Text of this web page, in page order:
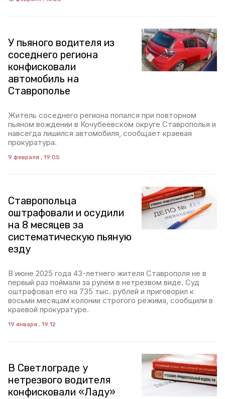
У пьяного водителя из
соседнего региона
конфисковали
автомобиль на
Ставрополье
Житель соседнего региона попался при повторном
пьяном вождении в Кочубеевском округе Ставрополья и
навсегда лишился автомобиля, сообщает краевая
прокуратура.
9 февраля , 19:05
Ставропольца
оштрафовали и осудили
на 8 месяцев за
систематическую пьяную
езду
В июне 2025 года 43-летнего жителя Ставрополя не в
первый раз поймали за рулём в нетрезвом виде. Суд
оштрафовал его на 735 тыс. рублей и приговорил к
восьми месяцам колонии строгого режима, сообщили в
краевой прокуратуре.
19 января , 19:12
В Светлограде у
нетрезвого водителя
конфисковали «Ладу»